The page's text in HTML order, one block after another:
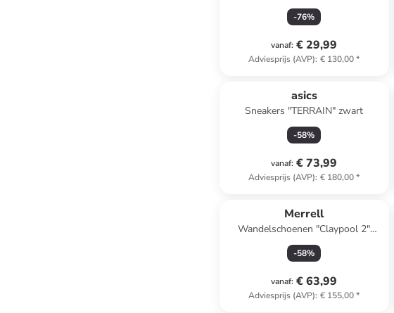
-76%
vanaf: € 29,99
Adviesprijs (AVP): € 130,00*
asics
Sneakers "TERRAIN" zwart
-58%
vanaf: € 73,99
Adviesprijs (AVP): € 180,00*
Merrell
Wandelschoenen "Claypool 2"
zwart/paars
-58%
vanaf: € 63,99
Adviesprijs (AVP): € 155,00*